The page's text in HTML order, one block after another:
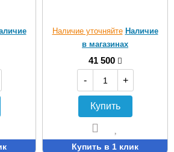
Наличие уточняйте Наличие
в магазинах
41 500
-
+
Купить
Купить в 1 клик